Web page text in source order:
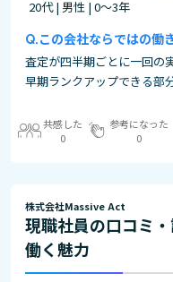
20代 | 男性 | 0～3年
この会社ならではの働
査定が四半期ごとに一回の
早期ランクアップできる部
共感した
0
参考になった
0
株式会社Massive Act
現職社員の口コミ
働く魅力